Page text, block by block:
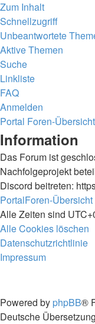
Zum Inhalt
Schnellzugriff
Unbeantwortete
Aktive Themen
Suche
Linkliste
FAQ
Anmelden
Portal Foren-Übersicht
Suche
Information
Das Forum ist
Nachfolgeprojekt
Discord beitreten:
PortalForen-Übersicht
Alle Zeiten sind
Alle Cookies löschen
Datenschutzrichtlinie
Impressum
Powered by phpBB®
Deutsche